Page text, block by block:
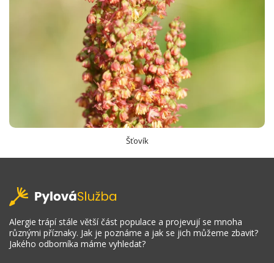
Šťovík
Alergie trápí stále větší část populace a projevují se mnoha
různými příznaky. Jak je poznáme a jak se jich můžeme zbavit?
Jakého odborníka máme vyhledat?